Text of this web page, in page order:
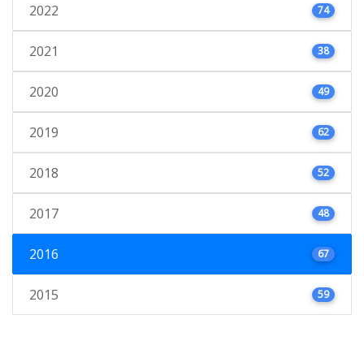
2022 74
2021 38
2020 49
2019 62
2018 52
2017 48
2016 67
2015 59